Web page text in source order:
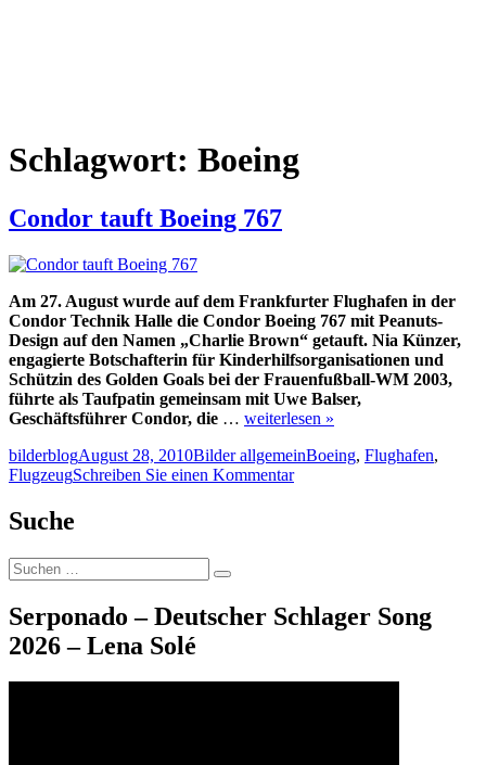
Schlagwort: Boeing
Condor tauft Boeing 767
Am 27. August wurde auf dem Frankfurter Flughafen in der
Condor Technik Halle die Condor Boeing 767 mit Peanuts-
Design auf den Namen „Charlie Brown“ getauft. Nia Künzer,
engagierte Botschafterin für Kinderhilfsorganisationen und
Schützin des Golden Goals bei der Frauenfußball-WM 2003,
führte als Taufpatin gemeinsam mit Uwe Balser,
Geschäftsführer Condor, die … weiterlesen »
Autor
bilderblogVeröffentlicht
am
August 28, 2010Kategorien
Bilder allgemeinSchlagwörter
Boeing, Flughafen,
FlugzeugSchreiben Sie einen Kommentarzu
Suche
Suche
nach:
Suchen
Serponado – Deutscher Schlager Song
2026 – Lena Solé